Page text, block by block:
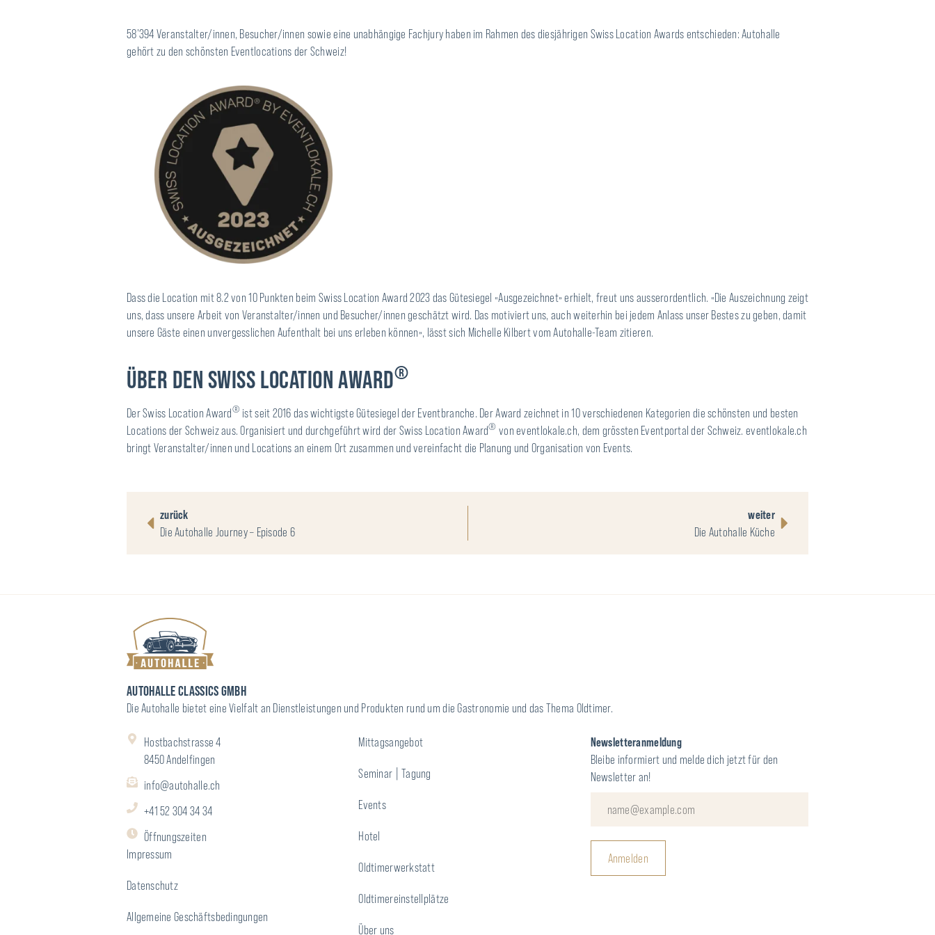
58’394 Veranstalter/innen, Besucher/innen sowie eine unabhängige Fachjury haben im Rahmen des diesjährigen Swiss Location Awards entschieden: Autohalle
gehört zu den schönsten Eventlocations der Schweiz!
Dass die Location mit 8.2 von 10 Punkten beim Swiss Location Award 2023 das Gütesiegel «Ausgezeichnet» erhielt, freut uns ausserordentlich. «Die Auszeichnung zeigt
uns, dass unsere Arbeit von Veranstalter/innen und Besucher/innen geschätzt wird. Das motiviert uns, auch weiterhin bei jedem Anlass unser Bestes zu geben, damit
unsere Gäste einen unvergesslichen Aufenthalt bei uns erleben können», lässt sich Michelle Kilbert vom Autohalle-Team zitieren.
ÜBER DEN SWISS LOCATION AWARD®
Der Swiss Location Award® ist seit 2016 das wichtigste Gütesiegel der Eventbranche. Der Award zeichnet in 10 verschiedenen Kategorien die schönsten und besten
Locations der Schweiz aus. Organisiert und durchgeführt wird der Swiss Location Award® von eventlokale.ch, dem grössten Eventportal der Schweiz. eventlokale.ch
bringt Veranstalter/innen und Locations an einem Ort zusammen und vereinfacht die Planung und Organisation von Events.
zurück
Die Autohalle Journey – Episode 6
weiter
Die Autohalle Küche
AUTOHALLE CLASSICS GMBH
Die Autohalle bietet eine Vielfalt an Dienstleistungen und Produkten rund um die Gastronomie und das Thema Oldtimer.
Hostbachstrasse 4
8450 Andelfingen
info@autohalle.ch
+41 52 304 34 34
Öffnungszeiten
Impressum
Datenschutz
Allgemeine Geschäftsbedingungen
Mittagsangebot
Seminar | Tagung
Events
Hotel
Oldtimerwerkstatt
Oldtimereinstellplätze
Über uns
Newsletteranmeldung
Bleibe informiert und melde dich jetzt für den
Newsletter an!
Anmelden